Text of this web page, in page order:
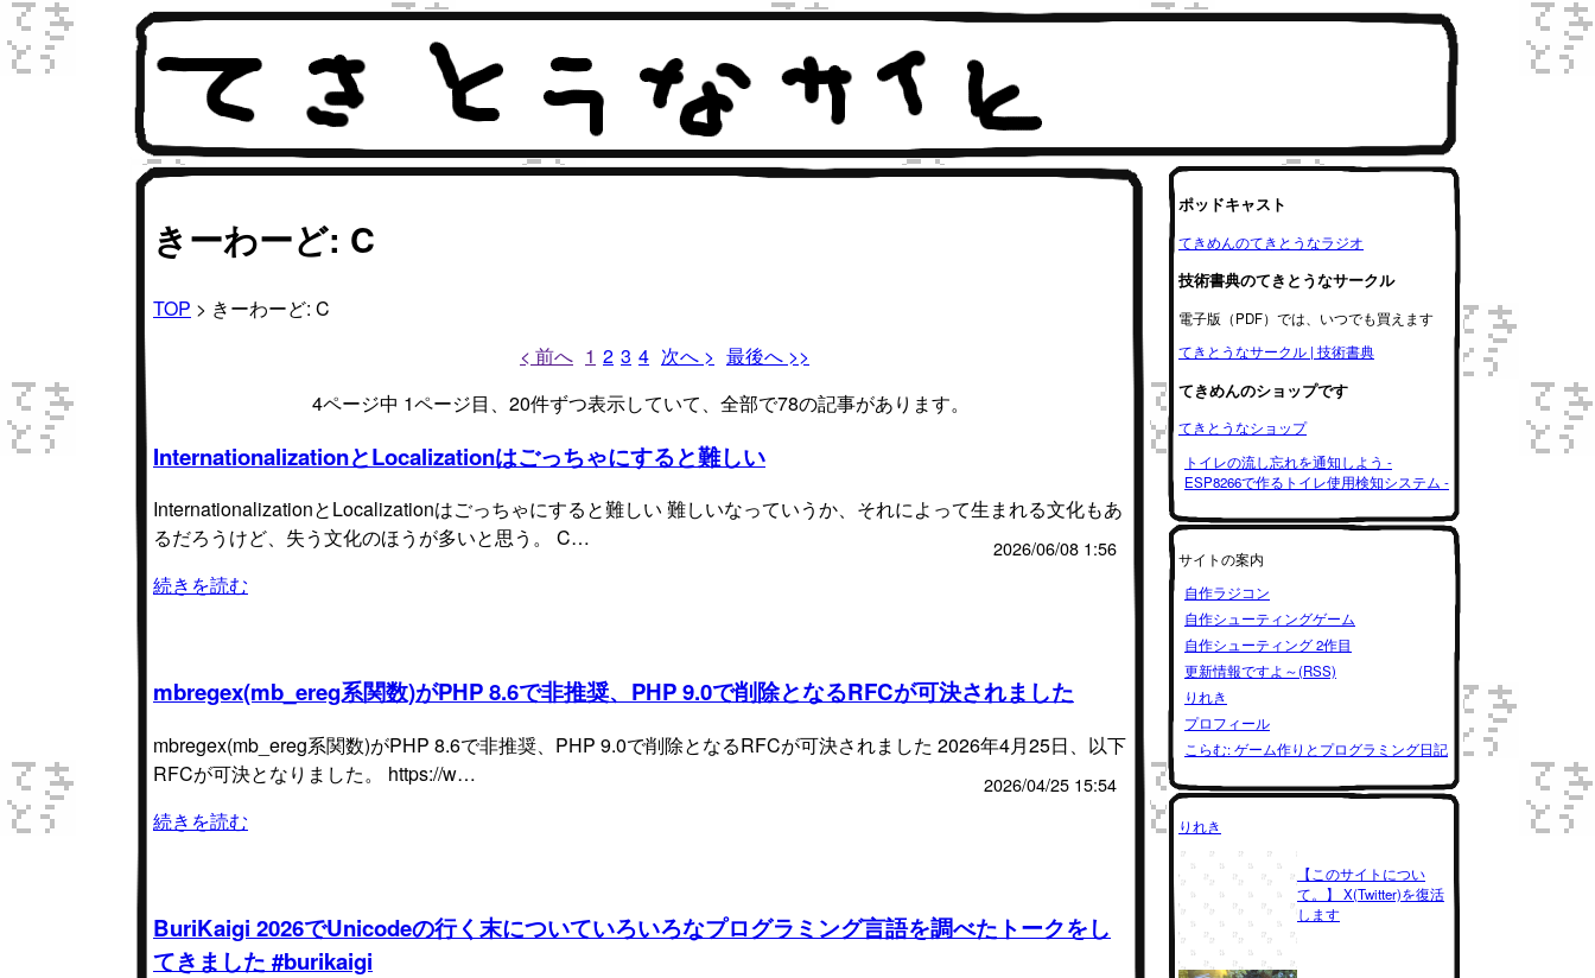
きーわーど: C
TOP > きーわーど: C
< 前へ 1 2 3 4 次へ > 最後へ >>
4ページ中 1ページ目、20件ずつ表示していて、全部で78の記事があります。
InternationalizationとLocalizationはごっちゃにすると難しい
InternationalizationとLocalizationはごっちゃにすると難しい 難しいなっていうか、それによって生まれる文化もあ
るだろうけど、失う文化のほうが多いと思う。 C…
2026/06/08 1:56
続きを読む
mbregex(mb_ereg系関数)がPHP 8.6で非推奨、PHP 9.0で削除となるRFCが可決されました
mbregex(mb_ereg系関数)がPHP 8.6で非推奨、PHP 9.0で削除となるRFCが可決されました 2026年4月25日、以下
RFCが可決となりました。 https://w…
2026/04/25 15:54
続きを読む
BuriKaigi 2026でUnicodeの行く末についていろいろなプログラミング言語を調べたトークをし
てきました #burikaigi
ポッドキャスト
てきめんのてきとうなラジオ
技術書典のてきとうなサークル
電子版（PDF）では、いつでも買えます
てきとうなサークル | 技術書典
てきめんのショップです
てきとうなショップ
トイレの流し忘れを通知しよう -
ESP8266で作るトイレ使用検知システム -
サイトの案内
自作ラジコン
自作シューティングゲーム
自作シューティング 2作目
更新情報ですよ～(RSS)
りれき
プロフィール
こらむ: ゲーム作りとプログラミング日記
りれき
【このサイトについ
て。】 X(Twitter)を復活
します